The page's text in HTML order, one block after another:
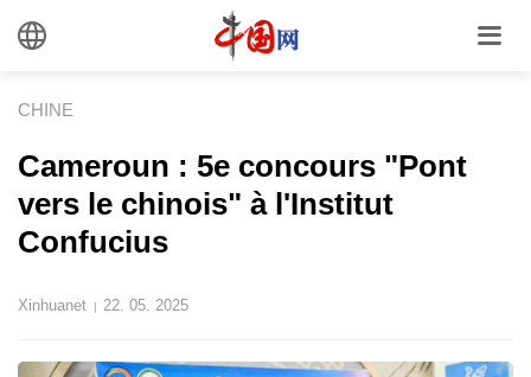
CHINE
Cameroun : 5e concours "Pont
vers le chinois" à l'Institut
Confucius
Xinhuanet | 22. 05. 2025